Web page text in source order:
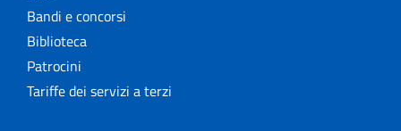
Bandi e concorsi
Biblioteca
Patrocini
Tariffe dei servizi a terzi